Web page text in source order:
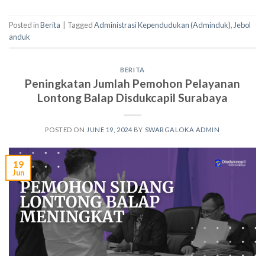
Posted inBerita TaggedAdministrasi Kependudukan (Adminduk),Jebol
anduk
BERITA
Peningkatan Jumlah Pemohon Pelayanan
Lontong Balap Disdukcapil Surabaya
POSTED ON JUNE 19, 2024 BY SWARGALOKA ADMIN
19
Jun